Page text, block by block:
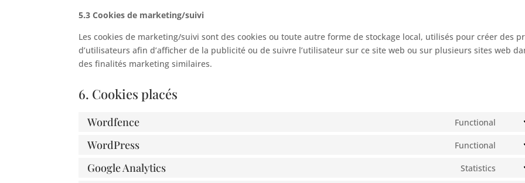
5.3 Cookies de marketing/suivi
Les cookies de marketing/suivi sont des cookies ou toute autre forme de stockage local, utilisés pour créer des
d’utilisateurs afin d’afficher de la publicité ou de suivre l’utilisateur sur ce site web ou sur plusieurs sites web
des finalités marketing similaires.
6. Cookies placés
Wordfence Functional
WordPress Functional
Google Analytics Statistics